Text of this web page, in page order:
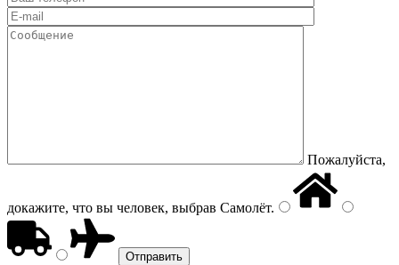
Пожалуйста,
докажите, что вы человек, выбрав Самолёт.